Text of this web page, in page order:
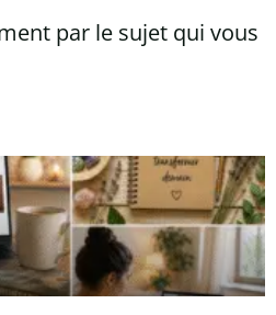
par le sujet qui vous